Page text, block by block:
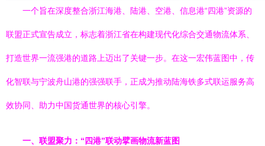
一个旨在深度整合浙江海港、陆港、空港、信息港“四港”资源的
联盟正式宣告成立，标志着浙江省在构建现代化综合交通物流体系、
打造世界一流强港的道路上迈出了关键一步。在这一宏伟蓝图中，传
化智联与宁波舟山港的强强联手，正成为推动陆海铁多式联运服务高
效协同、助力中国货通世界的核心引擎。
一、联盟聚力：“四港”联动擘画物流新蓝图